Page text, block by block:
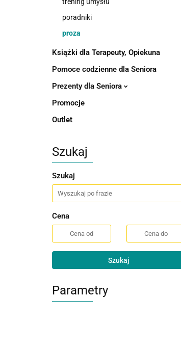
poradniki
proza
Książki dla Terapeuty, Opiekuna
Pomoce codzienne dla Seniora
Prezenty dla Seniora
Promocje
Outlet
Szukaj
Szukaj
Cena
Szukaj
Parametry